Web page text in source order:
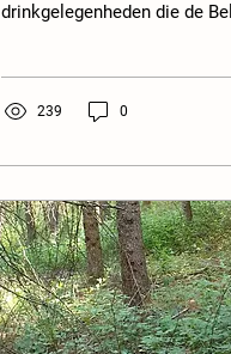
drinkgelegenheden die de
deze plekken biedt een
239 0